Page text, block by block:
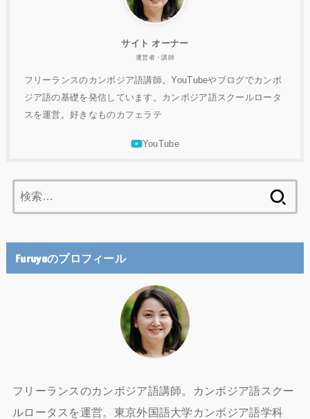
サイト オーナー
運営者・講師
フリーランスのカンボジア語講師。YouTubeやブログでカンボ
ジア語の基礎を発信しています。カンボジア語スクールロータ
スを運営。好きなものカフェラテ
索:
Furuyaのプロフィール
フリーランスのカンボジア語講師。カンボジア語スクー
ルロータスを運営。東京外国語大学カンボジア語学科